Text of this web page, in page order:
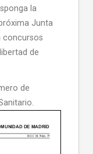
la
Junta
concursos
de
de